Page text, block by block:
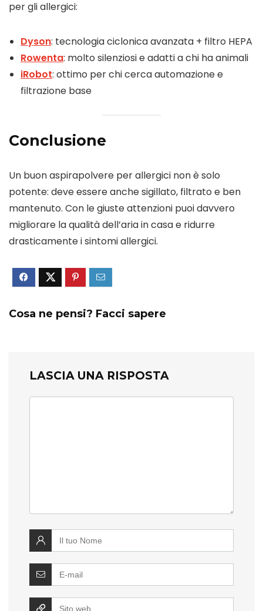
per gli allergici:
Dyson: tecnologia ciclonica avanzata + filtro HEPA
Rowenta: molto silenziosi e adatti a chi ha animali
iRobot: ottimo per chi cerca automazione e
filtrazione base
Conclusione
Un buon aspirapolvere per allergici non è solo
potente: deve essere anche sigillato, filtrato e ben
mantenuto. Con le giuste attenzioni puoi davvero
migliorare la qualità dell’aria in casa e ridurre
drasticamente i sintomi allergici.
Cosa ne pensi? Facci sapere
LASCIA UNA RISPOSTA